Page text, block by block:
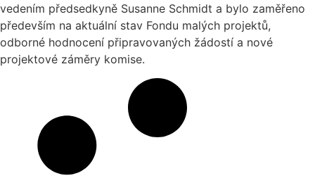
vedením předsedkyně Susanne Schmidt a bylo zaměřeno
především na aktuální stav Fondu malých projektů,
odborné hodnocení připravovaných žádostí a nové
projektové záměry komise.